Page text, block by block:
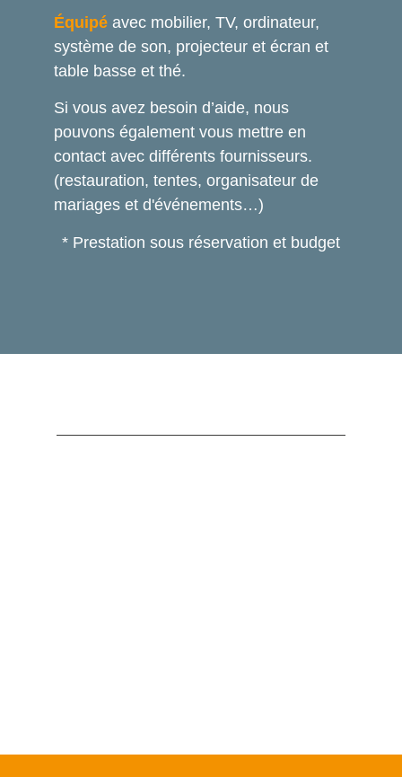
Équipé avec mobilier, TV, ordinateur,
système de son, projecteur et écran et
table basse et thé.
Si vous avez besoin d’aide, nous
pouvons également vous mettre en
contact avec différents fournisseurs.
(restauration, tentes, organisateur de
mariages et d'événements…)
* Prestation sous réservation et budget